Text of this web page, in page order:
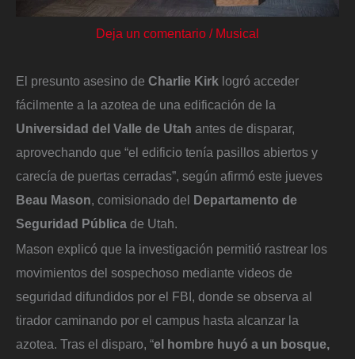
Deja un comentario / Musical
El presunto asesino de Charlie Kirk logró acceder
fácilmente a la azotea de una edificación de la
Universidad del Valle de Utah antes de disparar,
aprovechando que “el edificio tenía pasillos abiertos y
carecía de puertas cerradas”, según afirmó este jueves
Beau Mason, comisionado del Departamento de
Seguridad Pública de Utah.
Mason explicó que la investigación permitió rastrear los
movimientos del sospechoso mediante videos de
seguridad difundidos por el FBI, donde se observa al
tirador caminando por el campus hasta alcanzar la
azotea. Tras el disparo, “el hombre huyó a un bosque,